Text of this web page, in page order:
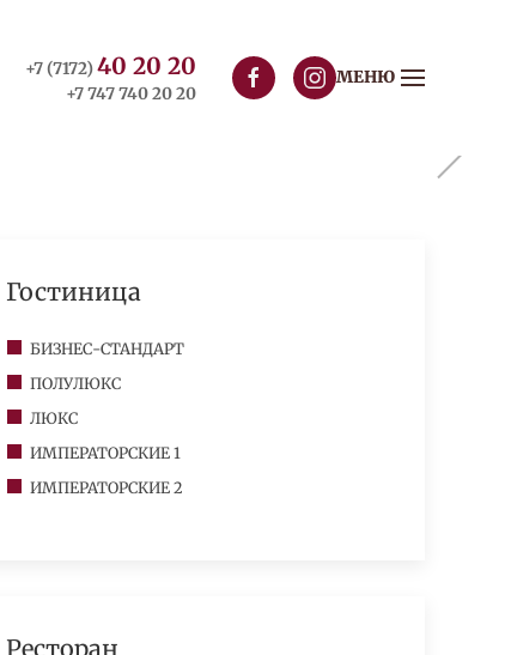
+7 (7172)40 20 20
+7 747 740 20 20
МЕНЮ
Гостиница
БИЗНЕС-СТАНДАРТ
ПОЛУЛЮКС
ЛЮКС
ИМПЕРАТОРСКИЕ 1
ИМПЕРАТОРСКИЕ 2
Ресторан